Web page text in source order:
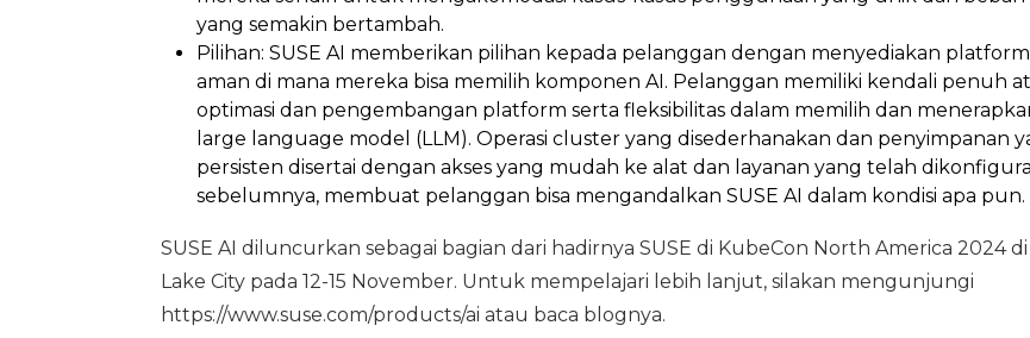
yang semakin bertambah.
Pilihan: SUSE AI memberikan pilihan kepada pelanggan dengan menyediakan
aman di mana mereka bisa memilih komponen AI. Pelanggan memiliki kendali penuh
optimasi dan pengembangan platform serta fleksibilitas dalam memilih dan
large language model (LLM). Operasi cluster yang disederhanakan dan penyimpanan
persisten disertai dengan akses yang mudah ke alat dan layanan yang telah
sebelumnya, membuat pelanggan bisa mengandalkan SUSE AI dalam kondisi apa pun.
SUSE AI diluncurkan sebagai bagian dari hadirnya SUSE di KubeCon North America 2024
Lake City pada 12-15 November. Untuk mempelajari lebih lanjut, silakan mengunjungi
https://www.suse.com/products/ai atau baca blognya.